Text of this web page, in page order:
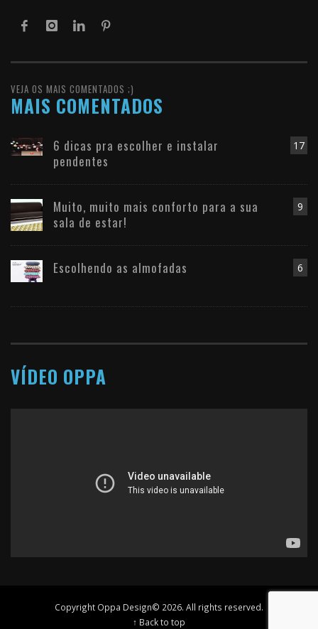
VEJA OS MAIS COMENTADOS ;)
MAIS COMENTADOS
17
6 dicas pra escolher e instalar
pendentes
9
Muito, muito mais conforto para a sua
sala de estar!
6
Escolhendo as almofadas
VÍDEO OPPA
Copyright Oppa Design© 2026. All rights reserved.
↑ Back to top